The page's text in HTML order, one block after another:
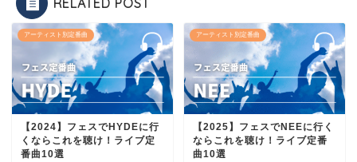
RELATED POST
アーティスト別定番曲
【2024】フェスでHYDEに行
くならこれを聴け！ライブ定
番曲10選
アーティスト別定番曲
【2025】フェスでNEEに行く
ならこれを聴け！ライブ定番
曲10選